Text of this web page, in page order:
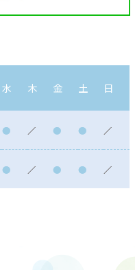
水 木 金 土 日